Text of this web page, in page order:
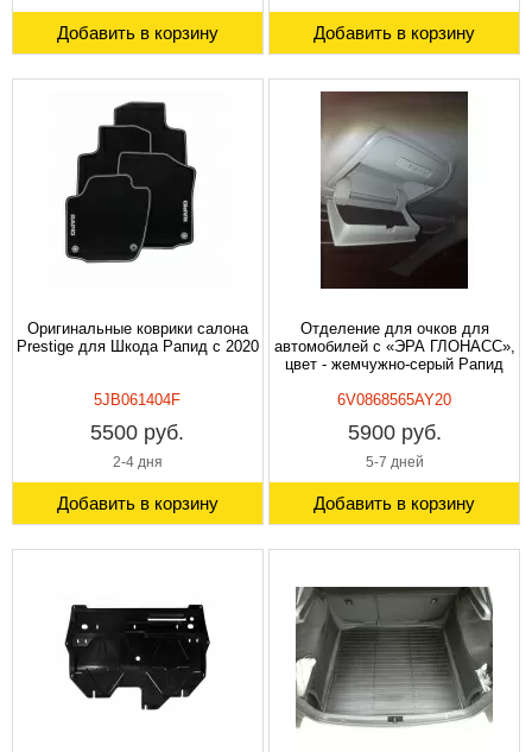
Добавить в корзину Добавить в корзину
Оригинальные коврики салона
Prestige для Шкода Рапид c 2020
5JB061404F
5500 руб.
2-4 дня
Добавить в корзину
Отделение для очков для
автомобилей с «ЭРА ГЛОНАСС»,
цвет - жемчужно-серый Рапид
6V0868565AY20
5900 руб.
5-7 дней
Добавить в корзину